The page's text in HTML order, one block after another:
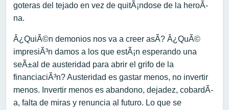
goteras del tejado en vez de quitÃ¡ndose de la heroÃ­
na.
Â¿QuiÃ©n demonios nos va a creer asÃ­? Â¿QuÃ©
impresiÃ³n damos a los que estÃ¡n esperando una
seÃ±al de austeridad para abrir el grifo de la
financiaciÃ³n? Austeridad es gastar menos, no invertir
menos. Invertir menos es abandono, dejadez, cobardÃ­
a, falta de miras y renuncia al futuro. Lo que se